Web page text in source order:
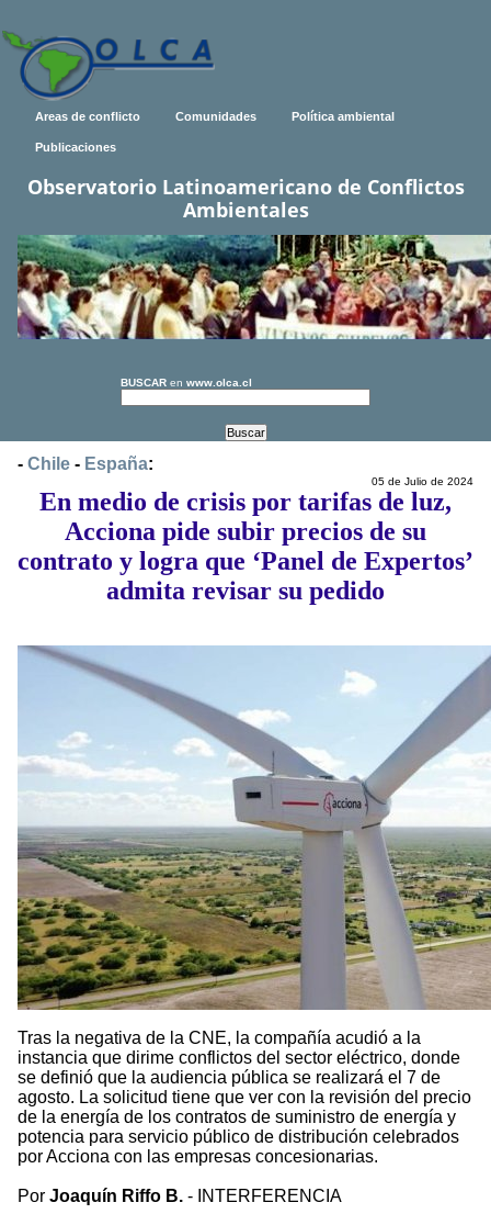
Areas de conflicto Comunidades Política ambiental
Publicaciones
Observatorio Latinoamericano de Conflictos
Ambientales
BUSCAR en www.olca.cl
- Chile - España:
05 de Julio de 2024
En medio de crisis por tarifas de luz,
Acciona pide subir precios de su
contrato y logra que ‘Panel de Expertos’
admita revisar su pedido
Tras la negativa de la CNE, la compañía acudió a la
instancia que dirime conflictos del sector eléctrico, donde
se definió que la audiencia pública se realizará el 7 de
agosto. La solicitud tiene que ver con la revisión del precio
de la energía de los contratos de suministro de energía y
potencia para servicio público de distribución celebrados
por Acciona con las empresas concesionarias.
Por Joaquín Riffo B. - INTERFERENCIA